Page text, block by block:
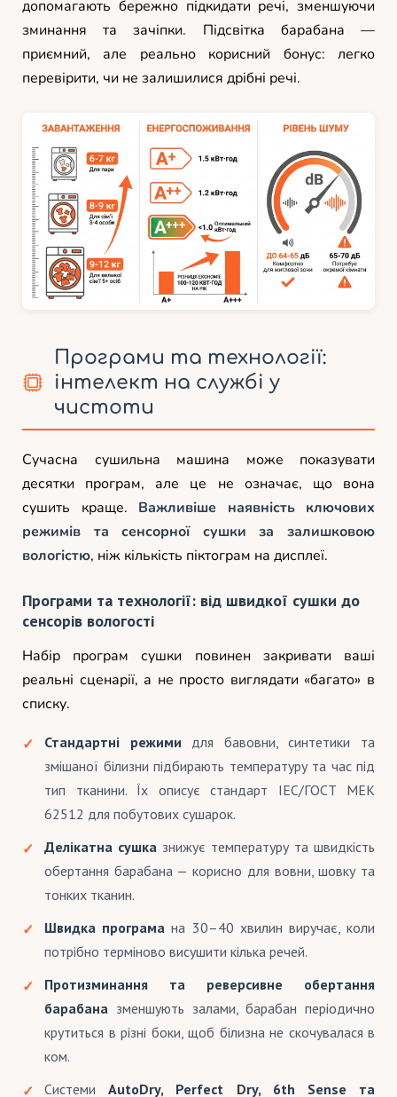
допомагають бережно підкидати речі, зменшуючи
зминання та зачіпки. Підсвітка барабана —
приємний, але реально корисний бонус: легко
перевірити, чи не залишилися дрібні речі.
Програми та технології:
інтелект на службі у
чистоти
Сучасна сушильна машина може показувати
десятки програм, але це не означає, що вона
сушить краще. Важливіше наявність ключових
режимів та сенсорної сушки за залишковою
вологістю, ніж кількість піктограм на дисплеї.
Програми та технології: від швидкої сушки до
сенсорів вологості
Набір програм сушки повинен закривати ваші
реальні сценарії, а не просто виглядати «багато» в
списку.
Стандартні режими для бавовни, синтетики та
змішаної білизни підбирають температуру та час під
тип тканини. Їх описує стандарт IEC/ГОСТ МЕК
62512 для побутових сушарок.
Делікатна сушка знижує температуру та швидкість
обертання барабана — корисно для вовни, шовку та
тонких тканин.
Швидка програма на 30–40 хвилин виручає, коли
потрібно терміново висушити кілька речей.
Протизминання та реверсивне обертання
барабана зменшують залами, барабан періодично
крутиться в різні боки, щоб білизна не скочувалася в
ком.
СистемиAutoDry, Perfect Dry, 6th Sense та